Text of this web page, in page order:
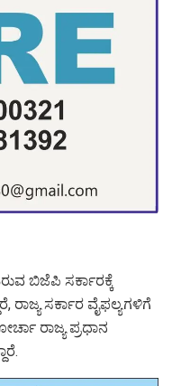
ಬಿಜೆಪಿ ಸರ್ಕಾರಕ್ಕೆ
ರಾಜ್ಯ ಸರ್ಕಾರ ವೈಫಲ್ಯಗಳಿಗೆ
ರಾಜ್ಯ ಪ್ರಧಾನ‌